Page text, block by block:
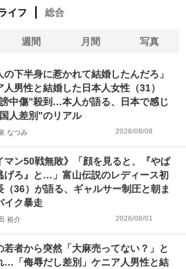
イフ 総合
週間 月間 写真
の下半身に惹かれて結婚したんだろ」
人男性と結婚した日本人女性（31）
中傷”殺到…本人が語る、日本で感じ
人差別”のリアル
なつみ 2026/08/08
マン50戦無敗》「顔を見ると、『やば
げろ』と…」富山伝説のレディース初
（36）が語る、ギャルサー制圧と朝ま
イク暴走
裕介 2026/08/01
若者から突然「大麻売ってない？」と
…「侮辱だし差別」ケニア人男性と結